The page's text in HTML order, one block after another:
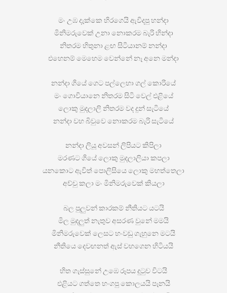
මං උඹ දැක්කෙ හිරගෙයි ඇවිදපු හන්දා
මිනිමරුවෙක් උනා නොකරම බැරි හින්දා
නිතරම හිතුනා ළඟ සිටියානම් නන්දා
එහෙනම් මෙහෙම වෙන්නේ නෑ අනෙ මන්දා
නන්දා ගියේ ගෙට පල්ලෙහා ගල් කොරියේ
මං ගොවියානෙ නිතරම සිටි වෙල් එළියේ
ලොකු මුදලාලි නිතරම වද දුන් සැටියේ
නන්දා වහ බිවුවෙ නොකරම බැරි සැටියේ
නන්දා ලියූ අවසන් ලිපියට කිපිලා
මරණට ගියේ ලොකු මුදලාලියා කපලා
යනකොට ඇවිත් පොලිසියෙ ලොකු මහත්තෙලා
අච්චු කලා මං මිනිමරුවෙක් කියලා
බල පුලුවන් කාරකම් නීතියට යටයි
මිල මුදලුත් නැතුව අසරණ වුනේ මමයි
මිනිමරුවෙක් ලෙසට හංවඩු ගැහුනෙ මටයි
නීතියෙ දෙවඟනත් ඇස් වහගෙන හිටියයි
හිත ගැස්සුනේ උඹෙ රූපය දුටුව විටයි
එළියට ගත්තෙ හංගපු කොලයයි පෑනයි